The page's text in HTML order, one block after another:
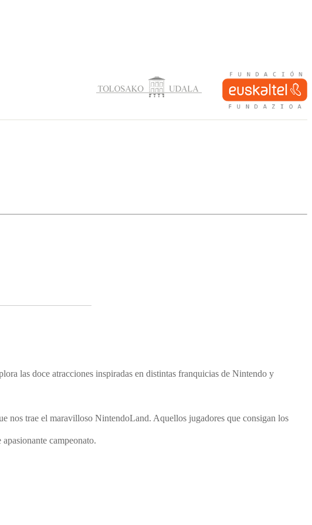
las doce atracciones inspiradas en distintas franquicias de Nintendo y
nos trae el maravilloso NintendoLand. Aquellos jugadores que consigan los
campeonato.